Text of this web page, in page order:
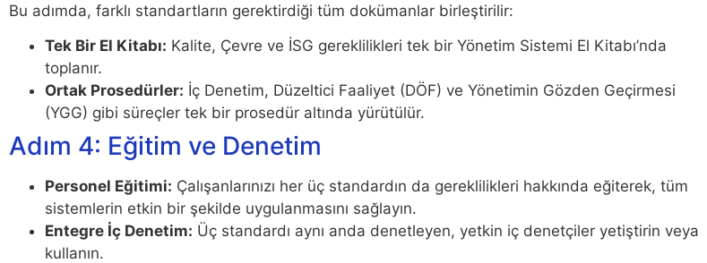
Bu adımda, farklı standartların gerektirdiği tüm dokümanlar birleştirilir:
Tek Bir El Kitabı: Kalite, Çevre ve İSG gereklilikleri tek bir Yönetim Sistemi El Kitabı’nda
toplanır.
Ortak Prosedürler: İç Denetim, Düzeltici Faaliyet (DÖF) ve Yönetimin Gözden Geçirmesi
(YGG) gibi süreçler tek bir prosedür altında yürütülür.
Adım 4: Eğitim ve Denetim
Personel Eğitimi: Çalışanlarınızı her üç standardın da gereklilikleri hakkında eğiterek, tüm
sistemlerin etkin bir şekilde uygulanmasını sağlayın.
Entegre İç Denetim: Üç standardı aynı anda denetleyen, yetkin iç denetçiler yetiştirin veya
kullanın.